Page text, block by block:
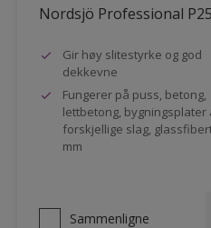
Nordsjö Professional P25
Gir høy slitestyrke og god
dekkevne
Fungerer på puss, betong,
lettbetong, bygningsplater
forskjellige slag,
mm
Sammenligne